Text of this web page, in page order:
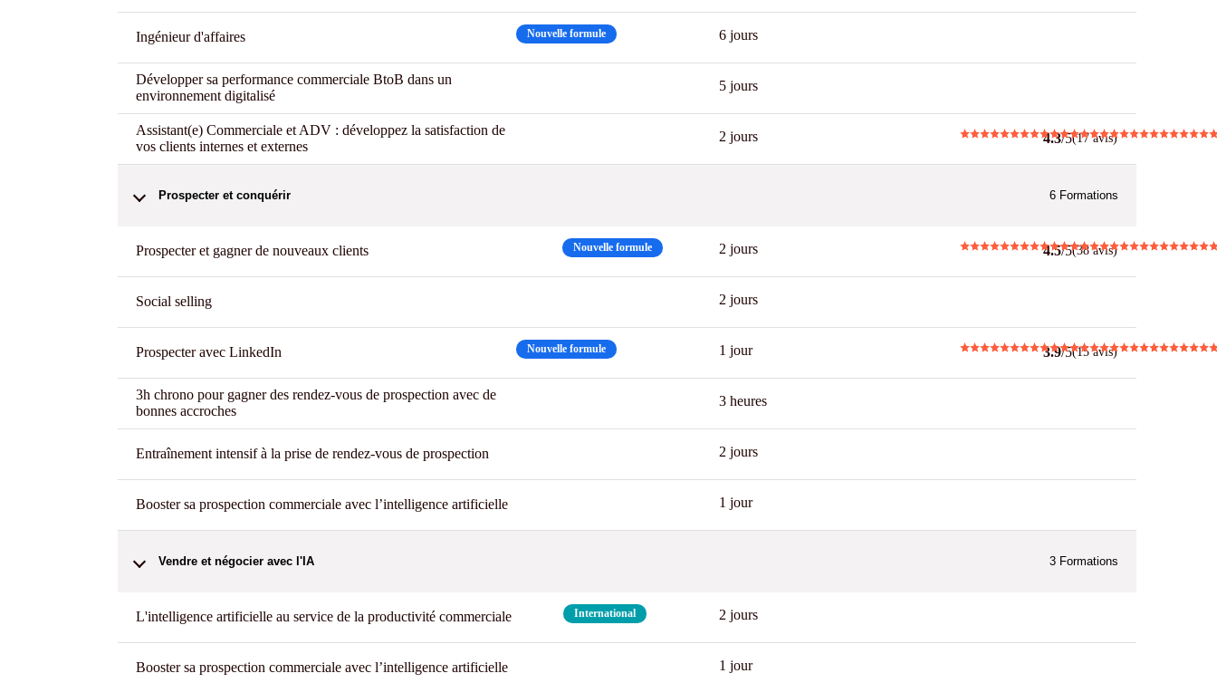
Ingénieur d'affaires Nouvelle formule 6 jours
Développer sa performance commerciale BtoB dans un
environnement digitalisé
5 jours
Assistant(e) Commerciale et ADV : développez la satisfaction de
vos clients internes et externes
2 jours 4.3/5(17 avis)
Prospecter et conquérir 6 Formations
Prospecter et gagner de nouveaux clients Nouvelle formule 2 jours 4.5/5(38 avis)
Social selling 2 jours
Prospecter avec LinkedIn Nouvelle formule 1 jour 3.9/5(15 avis)
3h chrono pour gagner des rendez-vous de prospection avec de
bonnes accroches
3 heures
Entraînement intensif à la prise de rendez-vous de prospection 2 jours
Booster sa prospection commerciale avec l’intelligence artificielle 1 jour
Vendre et négocier avec l'IA 3 Formations
L'intelligence artificielle au service de la productivité commerciale International 2 jours
Booster sa prospection commerciale avec l’intelligence artificielle 1 jour